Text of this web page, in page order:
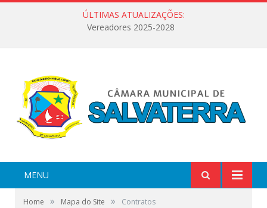
ÚLTIMAS ATUALIZAÇÕES:
Vereadores 2025-2028
MENU
Home » Mapa do Site » Contratos